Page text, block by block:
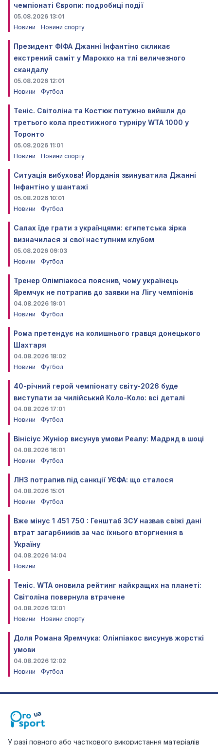
чемпіонаті Європи: подробиці події
05.08.2026 13:01
Новини
Новини спорту
Президент ФІФА Джанні Інфантіно скликає
екстрений саміт у Марокко на тлі величезного
скандалу
05.08.2026 12:01
Новини
Футбол
Теніс. Світоліна та Костюк потужно вийшли до
третього кола престижного турніру WTA 1000 у
Торонто
05.08.2026 11:01
Новини
Новини спорту
Ситуація вибухова! Йорданія звинуватила Джанні
Інфантіно у шантажі
05.08.2026 10:01
Новини
Футбол
Салах їде грати з українцями: єгипетська зірка
визначилася зі свої наступним клубом
05.08.2026 09:03
Новини
Футбол
Тренер Олімпіакоса пояснив, чому українець
Яремчук не потрапив до заявки на Лігу чемпіонів
04.08.2026 19:01
Новини
Футбол
Рома претендує на колишнього гравця донецького
Шахтаря
04.08.2026 18:02
Новини
Футбол
40-річний герой чемпіонату світу-2026 буде
виступати за чилійський Коло-Коло: всі деталі
04.08.2026 17:01
Новини
Футбол
Вінісіус Жуніор висунув умови Реалу: Мадрид в шоці
04.08.2026 16:01
Новини
Футбол
ЛНЗ потрапив під санкції УЄФА: що сталося
04.08.2026 15:01
Новини
Футбол
Вже мінус 1 451 750 : Генштаб ЗСУ назвав свіжі дані
втрат загарбників за час їхнього вторгнення в
Україну
04.08.2026 14:04
Новини
Теніс. WTA оновила рейтинг найкращих на планеті:
Світоліна повернула втрачене
04.08.2026 13:01
Новини
Новини спорту
Доля Романа Яремчука: Оліипіакос висунув жорсткі
умови
04.08.2026 12:02
Новини
Футбол
У разі повного або часткового використання матеріалів